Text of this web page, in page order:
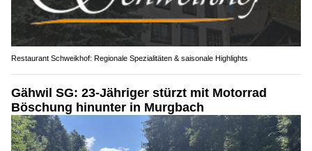
Restaurant Schweikhof: Regionale Spezialitäten & saisonale Highlights
Gähwil SG: 23-Jähriger stürzt mit Motorrad
Böschung hinunter in Murgbach